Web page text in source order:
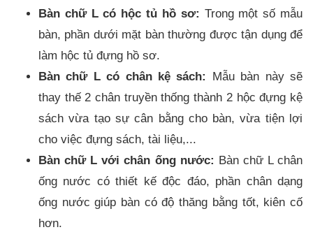
Bàn chữ L có hộc tủ hồ sơ: Trong một số mẫu
bàn, phần dưới mặt bàn thường được tận dụng để
làm hộc tủ đựng hồ sơ.
Bàn chữ L có chân kệ sách:
Mẫu bàn này sẽ
thay thế 2 chân truyền thống thành 2 hộc đựng kệ
sách vừa tạo sự cân bằng cho bàn, vừa tiện lợi
cho việc đựng sách, tài liệu,...
Bàn chữ L với chân ống nước: Bàn chữ L chân
ống nước có thiết kế độc đáo, phần chân dạng
ống nước giúp bàn có độ thăng bằng tốt, kiên cố
hơn.